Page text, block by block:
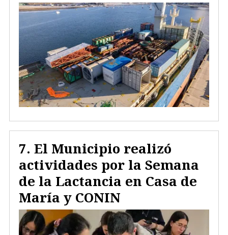
El Municipio realizó
actividades por la Semana
de la Lactancia en Casa de
María y CONIN